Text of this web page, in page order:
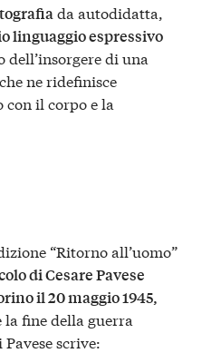
da autodidatta,
linguaggio espressivo
dell’insorgere di una
ne ridefinisce
il corpo e la
“Ritorno all’uomo”
di Cesare Pavese
il 20 maggio 1945,
la fine della guerra
scrive: